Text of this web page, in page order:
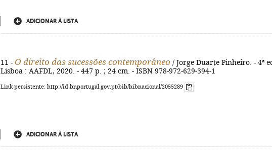
ADICIONAR À LISTA
11 - O direito das sucessões contemporâneo / Jorge Duarte Pinheiro. - 4ª
Lisboa : AAFDL, 2020. - 447 p. ; 24 cm. - ISBN 978-972-629-394-1
Link persistente: http://id.bnportugal.gov.pt/bib/bibnacional/2055289
ADICIONAR À LISTA